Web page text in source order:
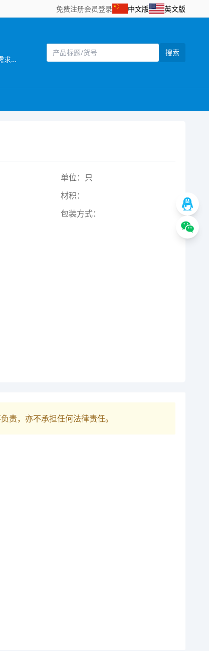
免费注册会员登录 中文版 英文版
[主营]：汕头市澄海区添裕玩具配件位于广东省汕头市澄海区——中国塑料玩具生产基地之一。公司自创立以来，始终坚持以市场需求为主导，以产品质量为企业生命，研发创新以科技含量较高的产品为目标，以设计独特，功能齐全的产品特色，参与市场竞争。同时，公司还拥有一批熟悉玩具产品贸易业务、精通外贸英语的高素质业务人员，配备有电脑网络等现代化办公设施，为贸易全过程提供了优质高效的服务，受到了各地贸易伙伴的高度评价。公司一贯奉行“质量第一，诚信立业”的经营理念，确保产品符合相关的质量标准和客户要求。深受广大客户的信赖和欢迎。公司业务正蒸蒸日上。 公司本着“勇于开拓，不断创新，诚信务实，客户至上，质量第一，追求卓著”的企业理念，严格控制产品质量，不断改进创新，确保产品符合相关质量标准和客户要求，凭借自身优势及准确的市场定位，使产品更具吸引力和趣味性，倍受客户好评。以诚为本、平等合作的经营宗旨，深受各商家，消费者的信任及赞誉。“创造、技术、品质”是本公司面向21世纪的口号。 展望未来，我们正以饱满的热情，昂扬的姿态，积极致力玩具新产品的开发，全面提高企业管理层次，把公司建设成为规模化的现代化科技企业。 汕头市澄海区添裕玩具配件欢迎海内外客商到我网站浏览、查询、订购;欢迎到公司展厅直接选购!“让客户得到最满意的产品”， 竭诚希望与各海内外客户建立长期友好的合作。互惠互利，携手共创辉煌明天!
搜索
单位：只
材积：
包装方式：
责，亦不承担任何法律责任。